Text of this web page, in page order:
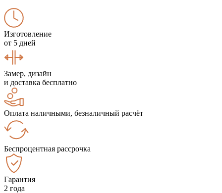
Изготовление
от 5 дней
Замер, дизайн
и доставка бесплатно
Оплата наличными, безналичный расчёт
Беспроцентная рассрочка
Гарантия
2 года